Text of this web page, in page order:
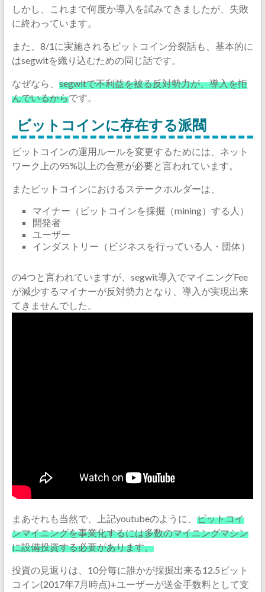
しかし、これまで何度か導入を試みてきましたが、失敗
に終わっています。
また、8/1に実施されるビットコイン分裂話も、基本的に
はsegwitを織り込むための同じ話です。
なぜなら、 segwitで不利益を被る反対勢力が、導入を拒
んでいるからです。
ビットコインに存在する派閥
ビットコインの運用ルールを変更するためには、ネット
ワーク上の95%以上の合意が必要と言われています。
またビットコインにおけるステークホルダーは、
マイナー（ビットコインを採掘（mining）する人）
開発者
ユーザー
インダストリー（ビジネスを行っている人・団体）
の4つと言われていますが、segwit導入でマイニングFee
が減少するマイナーが反対勢力となり、導入が実現出来
てきませんでした。
まあそれも当然で、上記youtubeのように、 ビットコイ
ンマイニングを事業化するには多数のマイニングマシン
に設備投資する必要があります。
投資の見返りは、10分毎に誰かが採掘出来る12.5ビット
コイン(2017年7月時点)+ユーザーが送金手数料として支